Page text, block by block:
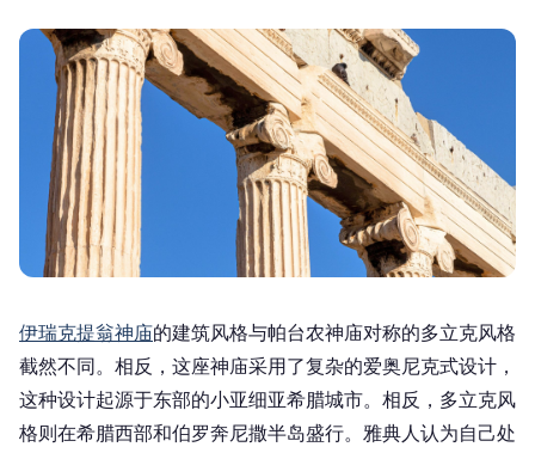
伊瑞克提翁神庙的建筑风格与帕台农神庙对称的多立克风格
截然不同。相反，这座神庙采用了复杂的爱奥尼克式设计，
这种设计起源于东部的小亚细亚希腊城市。相反，多立克风
格则在希腊西部和伯罗奔尼撒半岛盛行。雅典人认为自己处